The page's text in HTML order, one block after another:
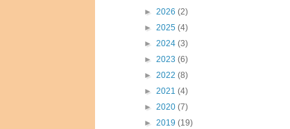
► 2026 (2)
► 2025 (4)
► 2024 (3)
► 2023 (6)
► 2022 (8)
► 2021 (4)
► 2020 (7)
► 2019 (19)